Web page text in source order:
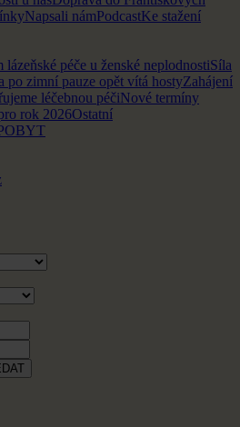
Napsali námPodcastKe stažení
péče u ženské neplodnostiSíla
po zimní pauze opět vítá hostyZahájení
léčebnou péčiNové termíny
rok 2026Ostatní